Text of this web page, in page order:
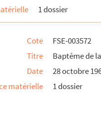
1 dossier
Cote
FSE-003572
Titre
Baptême de
Date
28 octobre
matérielle
1 dossier